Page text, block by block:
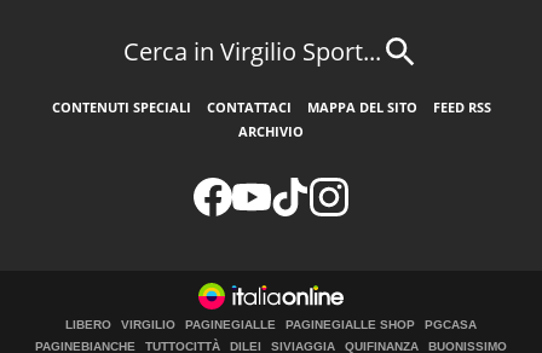
Cerca in Virgilio Sport...
CONTENUTI SPECIALI CONTATTACI MAPPA DEL SITO
FEED RSS
ARCHIVIO
LIBERO VIRGILIO PAGINEGIALLE PAGINEGIALLE SHOP
PGCASA
PAGINEBIANCHE
TUTTOCITTÀ DILEI SIVIAGGIA QUIFINANZA
BUONISSIMO